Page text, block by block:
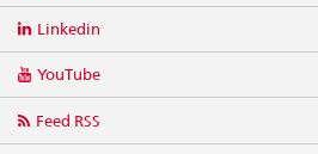
Linkedin
YouTube
Feed RSS